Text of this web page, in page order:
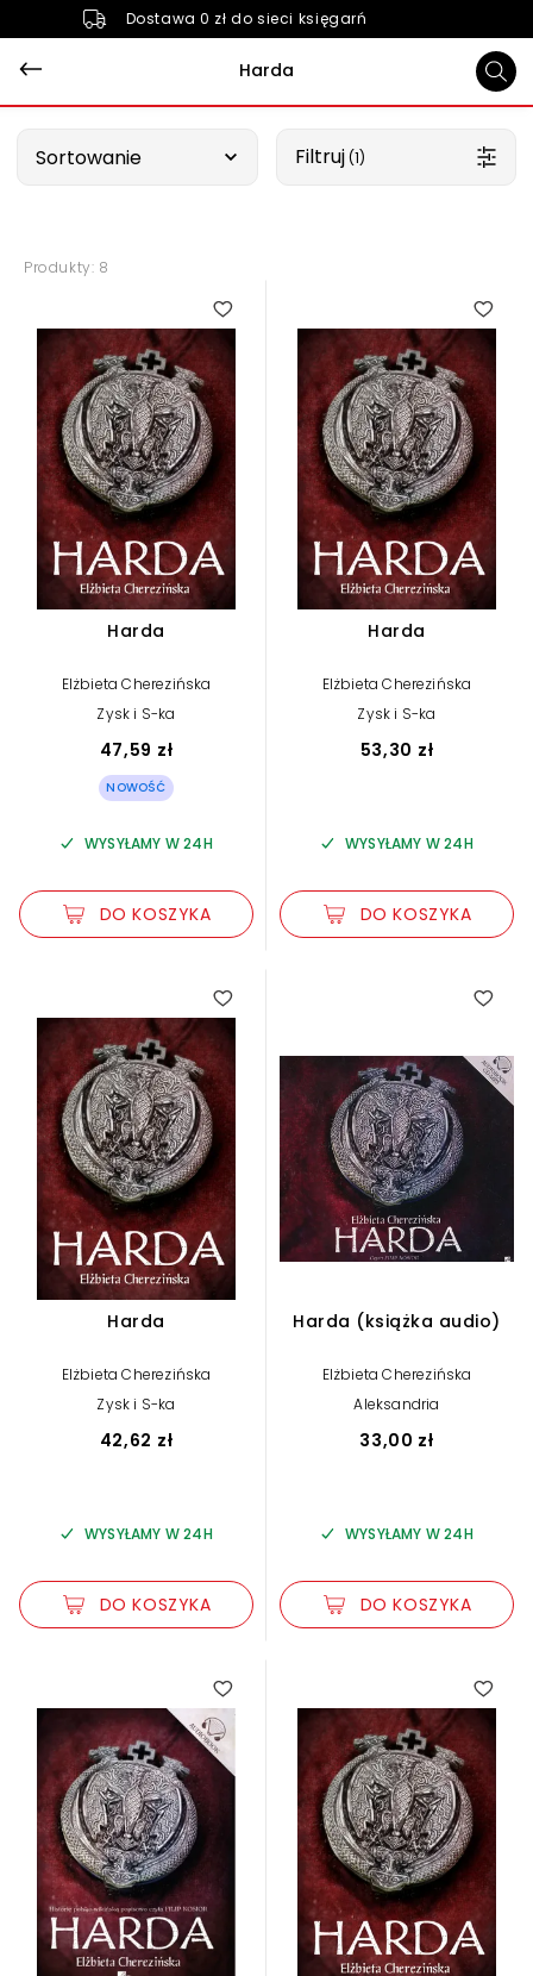
Dostawa 0 zł do sieci księgarń
Harda
Sortowanie Filtruj (1)
Produkty: 8
Harda
Elżbieta Cherezińska
Zysk i S-ka
47,59 zł
NOWOŚĆ
WYSYŁAMY W 24H
DO KOSZYKA
3.00
Harda
Elżbieta Cherezińska
Zysk i S-ka
53,30 zł
WYSYŁAMY W 24H
DO KOSZYKA
Harda
Elżbieta Cherezińska
Zysk i S-ka
42,62 zł
WYSYŁAMY W 24H
DO KOSZYKA
Harda (książka audio)
Elżbieta Cherezińska
Aleksandria
33,00 zł
WYSYŁAMY W 24H
DO KOSZYKA